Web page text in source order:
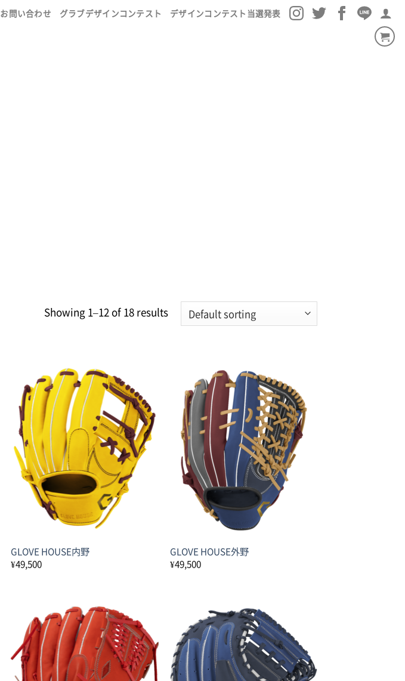
お問い合わせ グラブデザインコンテスト デザインコンテスト当選発表
Showing 1–12 of 18 results
GLOVE HOUSE内野
¥49,500
GLOVE HOUSE外野
¥49,500